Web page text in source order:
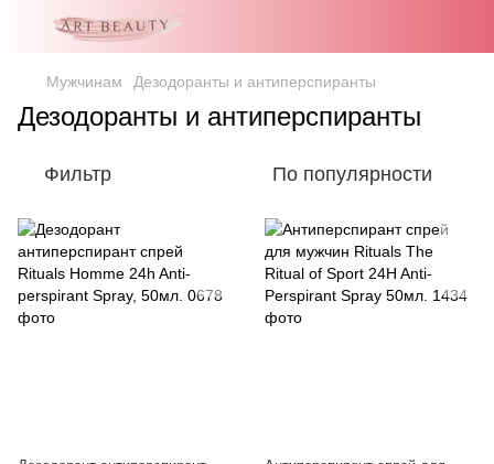
Мужчинам Дезодоранты и антиперспиранты
Дезодоранты и антиперспиранты
Фильтр По популярности